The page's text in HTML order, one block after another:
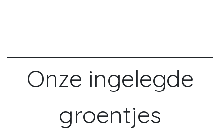
Onze ingelegde
groentjes